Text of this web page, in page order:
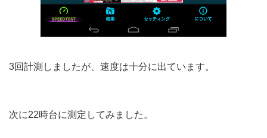
3回計測しましたが、速度は十分に出ています。
次に22時台に測定してみました。